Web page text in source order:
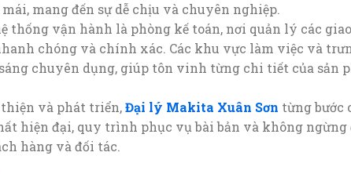
mang đến sự dễ chịu và chuyên nghiệp.
thống vận hành là phòng kế toán, nơi quản lý các
chóng và chính xác. Các khu vực làm việc và
chuyên dụng, giúp tôn vinh từng chi tiết của sản
và phát triển,Đại lý Makita Xuân Sơn từng bước
hiện đại, quy trình phục vụ bài bản và không
hàng và đối tác.